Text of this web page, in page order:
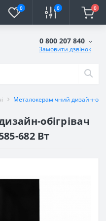
0 0 0
0 800 207 840
Замовити дзвінок
Металокерамічний дизайн-
обігрівач
682 Вт